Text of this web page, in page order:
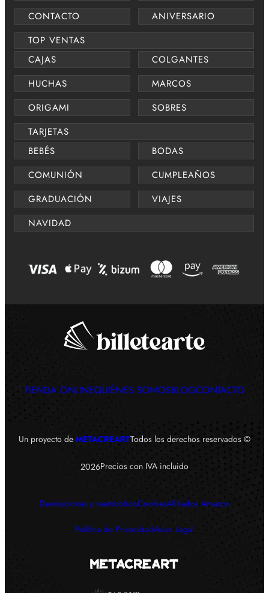
CONTACTO
ANIVERSARIO
TOP VENTAS
CAJAS
COLGANTES
HUCHAS
MARCOS
ORIGAMI
SOBRES
TARJETAS
BEBÉS
BODAS
COMUNIÓN
CUMPLEAÑOS
GRADUACIÓN
VIAJES
NAVIDAD
TIENDA ONLINEQUIÉNES SOMOSBLOGCONTACTO
Un proyecto de METACREARTTodos los derechos reservados ©
2026Precios con IVA incluido
Devoluciones y reembolsosCookiesAfiliados Amazon
Política de PrivacidadAviso Legal